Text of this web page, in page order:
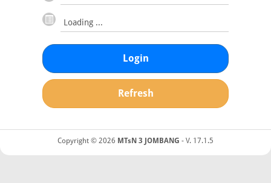
Login
Refresh
Copyright © 2026 MTsN 3 JOMBANG - V. 17.1.5